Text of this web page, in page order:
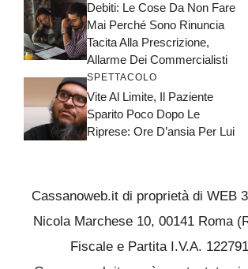
Debiti: Le Cose Da Non Fare
Mai Perché Sono Rinuncia
Tacita Alla Prescrizione,
Allarme Dei Commercialisti
SPETTACOLO
Vite Al Limite, Il Paziente
Sparito Poco Dopo Le
Riprese: Ore D’ansia Per Lui
Cassanoweb.it di proprietà di WEB
Nicola Marchese 10, 00141 Roma
Fiscale e Partita I.V.A.